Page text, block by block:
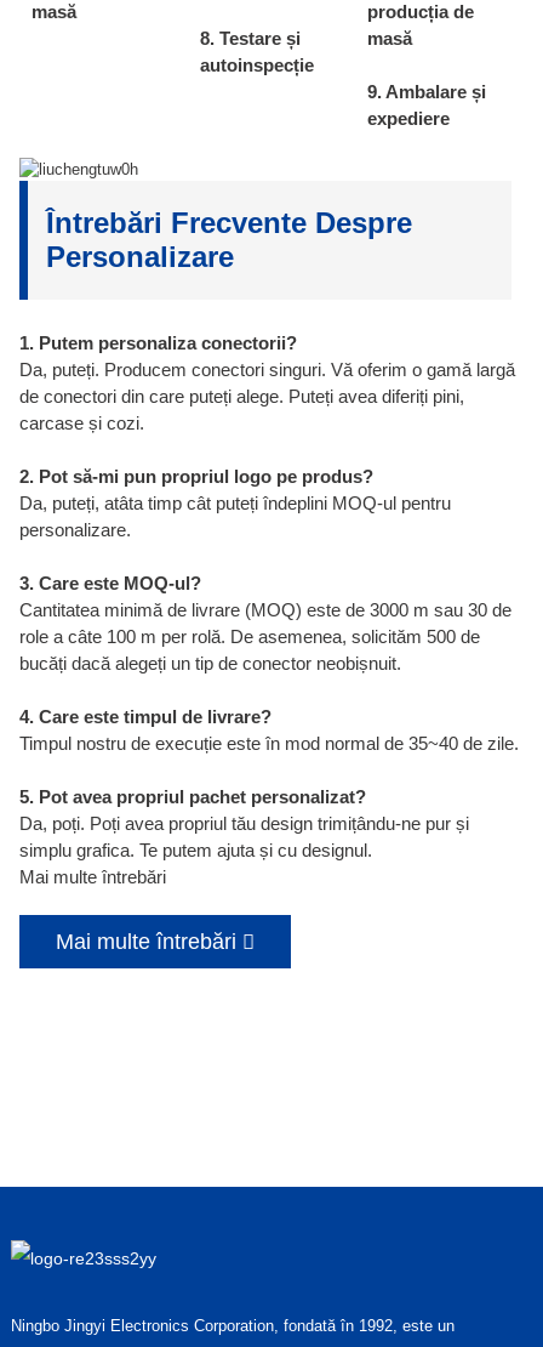
masă
8. Testare și
autoinspecție
producția de
masă
9. Ambalare și
expediere
Întrebări Frecvente Despre
Personalizare
1. Putem personaliza conectorii?
Da, puteți. Producem conectori singuri. Vă oferim o gamă largă
de conectori din care puteți alege. Puteți avea diferiți pini,
carcase și cozi.
2. Pot să-mi pun propriul logo pe produs?
Da, puteți, atâta timp cât puteți îndeplini MOQ-ul pentru
personalizare.
3. Care este MOQ-ul?
Cantitatea minimă de livrare (MOQ) este de 3000 m sau 30 de
role a câte 100 m per rolă. De asemenea, solicităm 500 de
bucăți dacă alegeți un tip de conector neobișnuit.
4. Care este timpul de livrare?
Timpul nostru de execuție este în mod normal de 35~40 de zile.
5. Pot avea propriul pachet personalizat?
Da, poți. Poți avea propriul tău design trimițându-ne pur și
simplu grafica. Te putem ajuta și cu designul.
Mai multe întrebări
Mai multe întrebări
Ningbo Jingyi Electronics Corporation, fondată în 1992, este un